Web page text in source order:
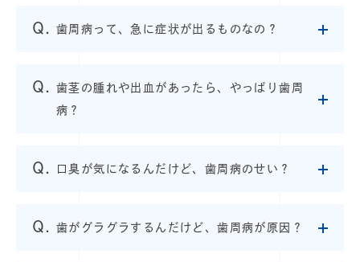
歯周病って、急に症状が出るものなの？
歯茎の腫れや出血があったら、やっぱり歯周
病？
口臭が気になるんだけど、歯周病のせい？
歯がグラグラするんだけど、歯周病が原因？